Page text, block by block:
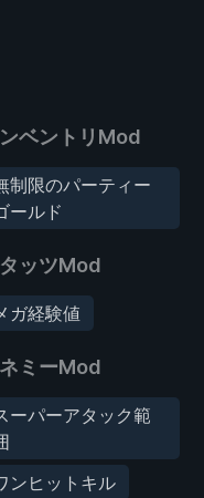
ベントリMod
制限のパーティー
ールド
ッツMod
ガ経験値
ミーMod
ーパーアタック範
ンヒットキル